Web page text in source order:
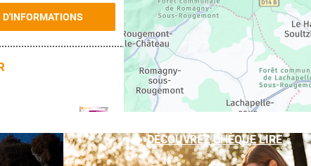
D'INFORMATIONS
D'INFORMATIONS
DÉCOUVREZ CHÈQUE LIRE